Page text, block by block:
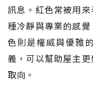
訊息。紅色常被用
種冷靜與專業的感
色則是權威與優雅
義，可以幫助屋主
取向。